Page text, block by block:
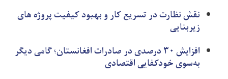
نقش نظارت در تسریع کار و بهبود کیفیت پروژه های
زیربنایی
افزایش ۳۰ درصدی در صادرات افغانستان؛ گامی دیگر
به‌سوی خودکفایی اقتصادی